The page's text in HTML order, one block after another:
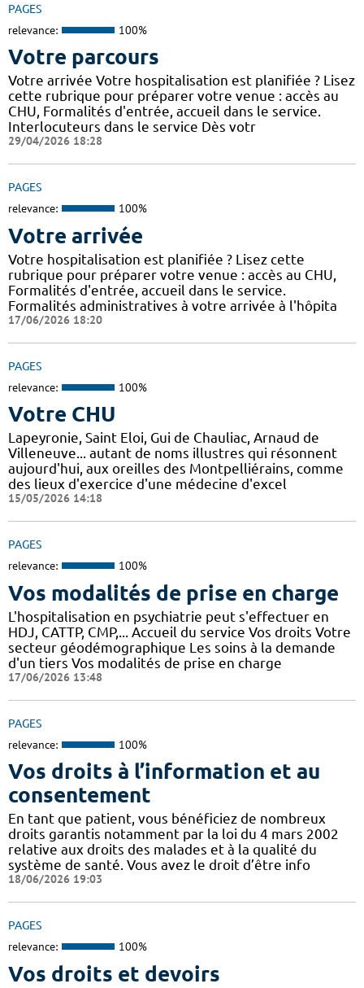
PAGES
relevance: 100%
Votre parcours
Votre arrivée Votre hospitalisation est planifiée ? Lisez
cette rubrique pour préparer votre venue : accès au
CHU, Formalités d'entrée, accueil dans le service.
Interlocuteurs dans le service Dès votr
29/04/2026 18:28
PAGES
relevance: 100%
Votre arrivée
Votre hospitalisation est planifiée ? Lisez cette
rubrique pour préparer votre venue : accès au CHU,
Formalités d'entrée, accueil dans le service.
Formalités administratives à votre arrivée à l'hôpita
17/06/2026 18:20
PAGES
relevance: 100%
Votre CHU
Lapeyronie, Saint Eloi, Gui de Chauliac, Arnaud de
Villeneuve... autant de noms illustres qui résonnent
aujourd'hui, aux oreilles des Montpelliérains, comme
des lieux d'exercice d'une médecine d'excel
15/05/2026 14:18
PAGES
relevance: 100%
Vos modalités de prise en charge
L'hospitalisation en psychiatrie peut s'effectuer en
HDJ, CATTP, CMP,... Accueil du service Vos droits Votre
secteur géodémographique Les soins à la demande
d'un tiers Vos modalités de prise en charge
17/06/2026 13:48
PAGES
relevance: 100%
Vos droits à l’information et au
consentement
En tant que patient, vous bénéficiez de nombreux
droits garantis notamment par la loi du 4 mars 2002
relative aux droits des malades et à la qualité du
système de santé. Vous avez le droit d’être info
18/06/2026 19:03
PAGES
relevance: 100%
Vos droits et devoirs